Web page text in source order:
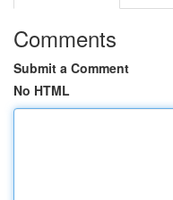
Comments
Submit a Comment
No HTML